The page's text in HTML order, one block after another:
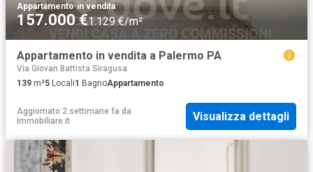
Appartamento·in vendita
157.000 €1.129 €/m²
Appartamento in vendita a Palermo PA
Via Giovan Battista Siragusa
139 m²5 Locali1 BagnoAppartamento
Aggiornato 2 settimane fa da
Immobiliare.it
Visualizza dettagli